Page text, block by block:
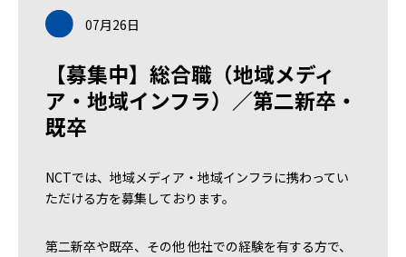
07月26日
【募集中】総合職（地域メディ
ア・地域インフラ）／第二新卒・
既卒
NCTでは、地域メディア・地域インフラに携わってい
ただける方を募集しております。
第二新卒や既卒、その他 他社での経験を有する方で、